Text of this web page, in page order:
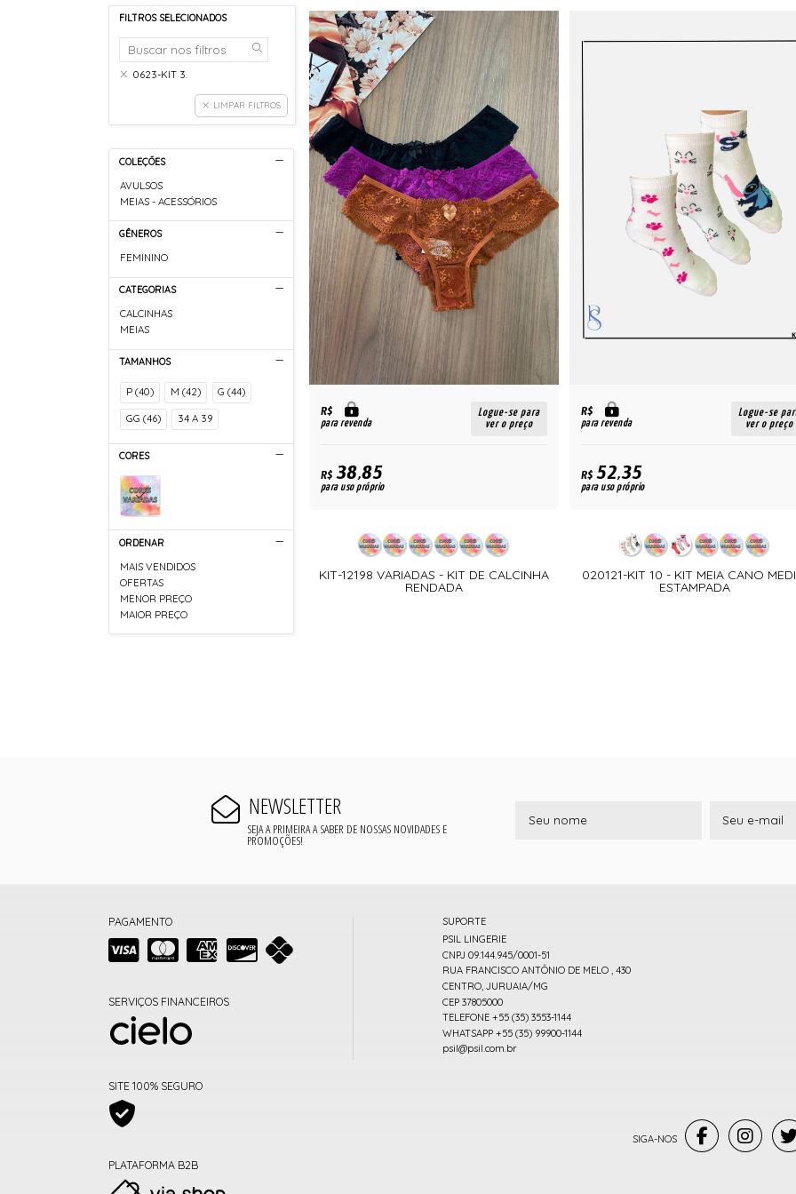
FILTROS SELECIONADOS
0623-KIT 3.
LIMPAR FILTROS
COLEÇÕES
AVULSOS
MEIAS - ACESSÓRIOS
GÊNEROS
FEMININO
CATEGORIAS
CALCINHAS
MEIAS
TAMANHOS
P (40) M (42) G (44)
GG (46) 34 A 39
CORES
ORDENAR
MAIS VENDIDOS
OFERTAS
MENOR PREÇO
MAIOR PREÇO
R$
para revenda
Logue-se para
ver o preço
R$38,85
para uso próprio
KIT-12198 VARIADAS - KIT DE CALCINHA
RENDADA
R$
para revenda
Logue-se
ver o preço
R$52,35
para uso próprio
020121-KIT 10 - KIT MEIA CANO
ESTAMPADA
NEWSLETTER
SEJA A PRIMEIRA A SABER DE NOSSAS NOVIDADES E
PROMOÇÕES!
PAGAMENTO
SERVIÇOS FINANCEIROS
SITE 100% SEGURO
PLATAFORMA B2B
SUPORTE
PSIL LINGERIE
CNPJ 09.144.945/0001-51
RUA FRANCISCO ANTÔNIO DE MELO , 430
CENTRO, JURUAIA/MG
CEP 37805000
TELEFONE +55 (35) 3553-1144
WHATSAPP +55 (35) 99900-1144
psil@psil.com.br